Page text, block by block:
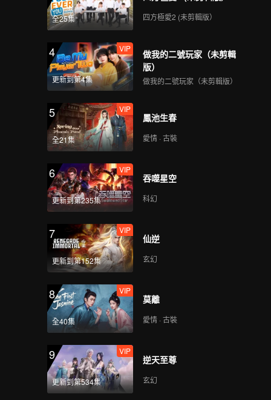
411 412
413
415
417 418
419 420
全25集 四方極愛2 (未剪輯版）
4
更新到第4集
VIP
做我的二號玩家（未剪輯
版）
做我的二號玩家（未剪輯版）
5
全21集
VIP
鳳池生春
愛情 · 古裝
6
更新到第235集
VIP
吞噬星空
科幻
7
更新到第152集
VIP
仙逆
玄幻
8
全40集
VIP
莫離
愛情 · 古裝
9
更新到第534集
VIP
逆天至尊
玄幻